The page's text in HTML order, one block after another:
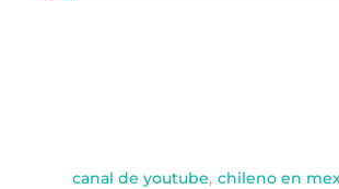
canal de youtube, chileno en